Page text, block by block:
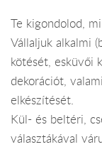
Te kigondolod,
Vállaljuk alkalmi
kötését, esküvői
dekorációt,
elkészítését.
Kül- és beltéri,
választákával